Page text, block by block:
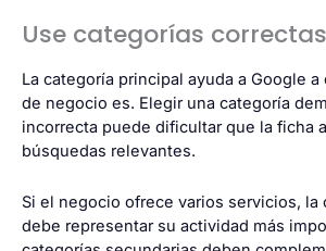
Use categorías correctas
La categoría principal ayuda a Google
de negocio es. Elegir una categoría
incorrecta puede dificultar que la ficha
búsquedas relevantes.
Si el negocio ofrece varios servicios, la
debe representar su actividad más